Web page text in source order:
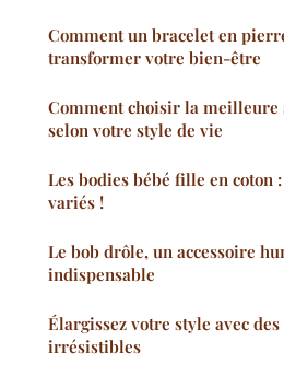
Comment un bracelet en
transformer votre bien-être
Comment choisir la meilleure
selon votre style de vie
Les bodies bébé fille en coton
variés !
Le bob drôle, un accessoire
indispensable
Élargissez votre style avec
irrésistibles